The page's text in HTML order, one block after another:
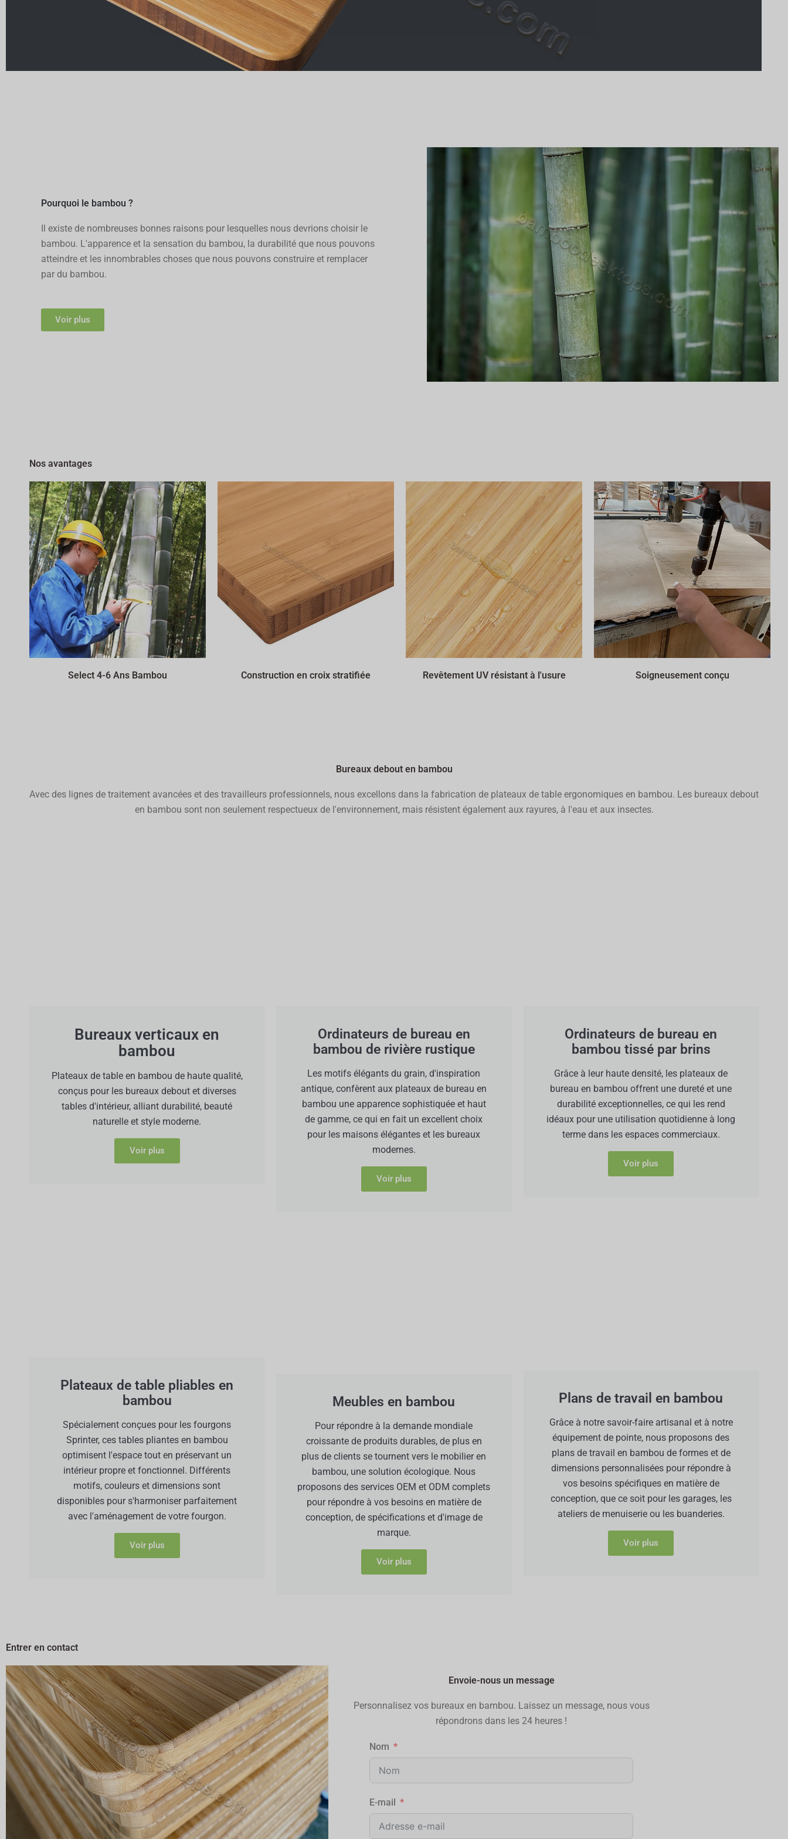
Pourquoi le bambou ?
Il existe de nombreuses bonnes raisons pour lesquelles nous devrions choisir le
bambou. L'apparence et la sensation du bambou, la durabilité que nous pouvons
atteindre et les innombrables choses que nous pouvons construire et remplacer
par du bambou.
Voir plus
Nos avantages
Select 4-6 Ans Bambou Construction en croix stratifiée Revêtement UV résistant à l'usure Soigneusement conçu
Bureaux debout en bambou
Avec des lignes de traitement avancées et des travailleurs professionnels, nous excellons dans la fabrication de plateaux de table ergonomiques en bambou. Les bureaux debout
en bambou sont non seulement respectueux de l'environnement, mais résistent également aux rayures, à l'eau et aux insectes.
Bureaux verticaux en
bambou
Plateaux de table en bambou de haute qualité,
conçus pour les bureaux debout et diverses
tables d'intérieur, alliant durabilité, beauté
naturelle et style moderne.
Voir plus
Plateaux de table pliables en
bambou
Spécialement conçues pour les fourgons
Sprinter, ces tables pliantes en bambou
optimisent l'espace tout en préservant un
intérieur propre et fonctionnel. Différents
motifs, couleurs et dimensions sont
disponibles pour s'harmoniser parfaitement
avec l'aménagement de votre fourgon.
Voir plus
Ordinateurs de bureau en
bambou de rivière rustique
Les motifs élégants du grain, d'inspiration
antique, confèrent aux plateaux de bureau en
bambou une apparence sophistiquée et haut
de gamme, ce qui en fait un excellent choix
pour les maisons élégantes et les bureaux
modernes.
Voir plus
Meubles en bambou
Pour répondre à la demande mondiale
croissante de produits durables, de plus en
plus de clients se tournent vers le mobilier en
bambou, une solution écologique. Nous
proposons des services OEM et ODM complets
pour répondre à vos besoins en matière de
conception, de spécifications et d'image de
marque.
Voir plus
Ordinateurs de bureau en
bambou tissé par brins
Grâce à leur haute densité, les plateaux de
bureau en bambou offrent une dureté et une
durabilité exceptionnelles, ce qui les rend
idéaux pour une utilisation quotidienne à long
terme dans les espaces commerciaux.
Voir plus
Plans de travail en bambou
Grâce à notre savoir-faire artisanal et à notre
équipement de pointe, nous proposons des
plans de travail en bambou de formes et de
dimensions personnalisées pour répondre à
vos besoins spécifiques en matière de
conception, que ce soit pour les garages, les
ateliers de menuiserie ou les buanderies.
Voir plus
Entrer en contact
Envoie-nous un message
Personnalisez vos bureaux en bambou. Laissez un message, nous vous
répondrons dans les 24 heures !
Nom
E-mail